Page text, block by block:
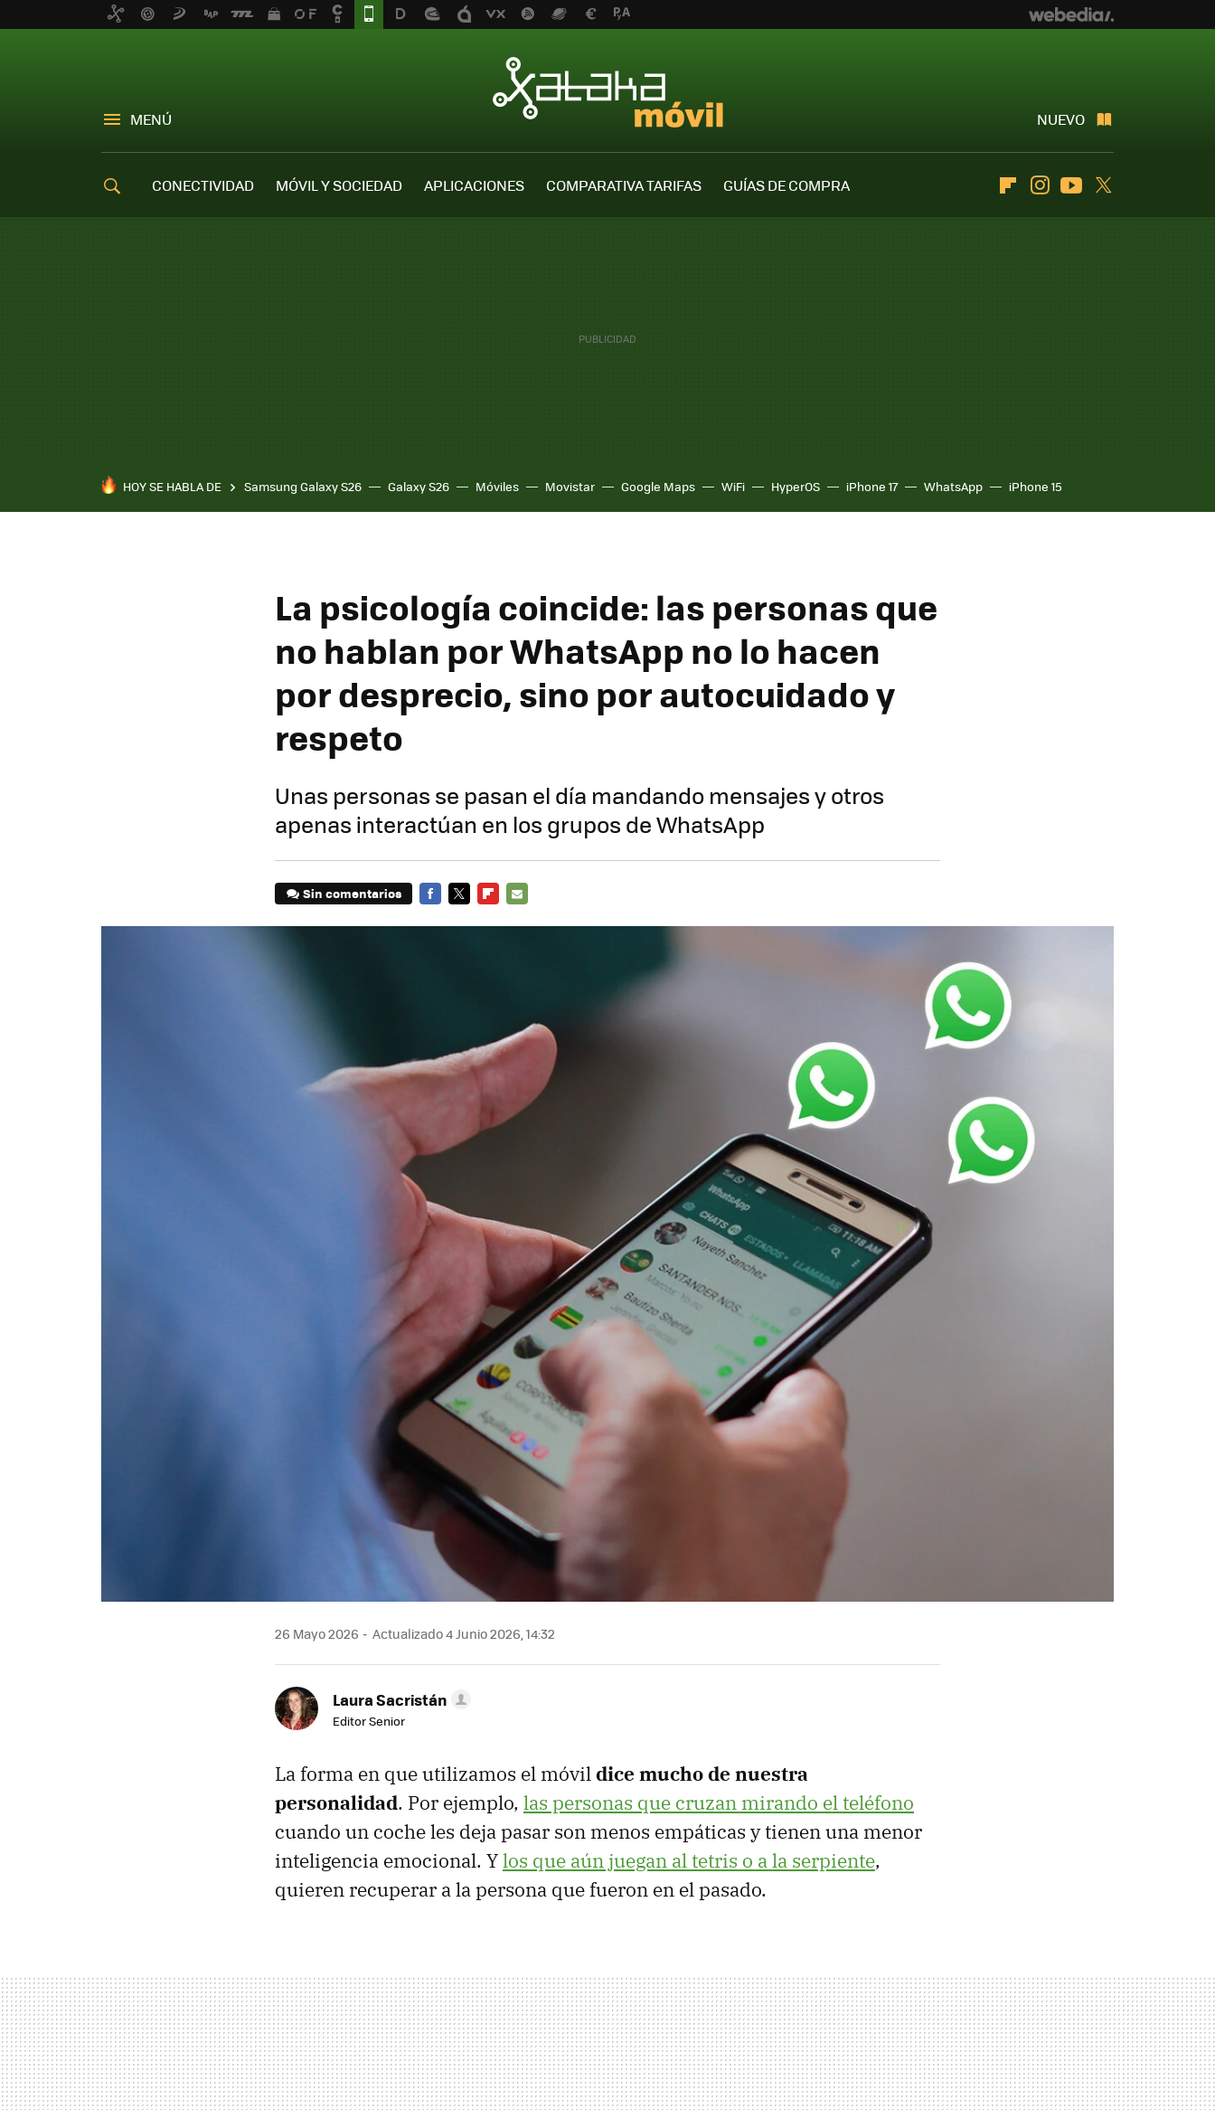
MENÚ NUEVO
CONECTIVIDAD MÓVIL Y SOCIEDAD APLICACIONES COMPARATIVA TARIFAS
GUÍAS DE COMPRA
FlipboardInstagramYoutube
HOY SE HABLA DE Samsung Galaxy S26 Galaxy S26 Móviles Movistar Google Maps WiFi HyperOS iPhone 17 WhatsApp iPhone 15
La psicología coincide: las personas que
no hablan por WhatsApp no lo hacen
por desprecio, sino por autocuidado y
respeto
Unas personas se pasan el día mandando mensajes y otros
apenas interactúan en los grupos de WhatsApp
Sin comentarios
26 Mayo 2026 Actualizado 4 Junio 2026, 14:32
Laura Sacristán
Editor Senior
La forma en que utilizamos el móvildice mucho de nuestra
personalidad. Por ejemplo, las personas que cruzan mirando el teléfono
cuando un coche les deja pasar son menos empáticas y tienen una menor
inteligencia emocional. Ylos que aún juegan al tetris o a la serpiente,
quieren recuperar a la persona que fueron en el pasado.